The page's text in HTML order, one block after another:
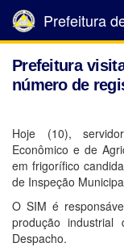
Prefeitura
Prefeitura
número de
Hoje (10),
Econômico e de
em frigorífico
de Inspeção
O SIM é
produção
Despacho.